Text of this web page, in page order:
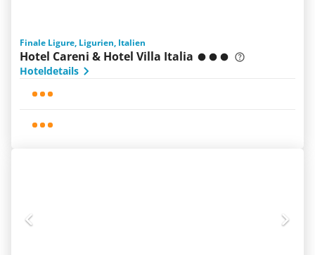
Finale Ligure, Ligurien, Italien
Hotel Careni & Hotel Villa Italia
Hoteldetails